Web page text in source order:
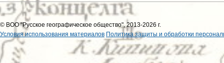
© ВОО "Русское географическое общество", 2013-2026 г.
Условия использования материалов Политика защиты и обработки